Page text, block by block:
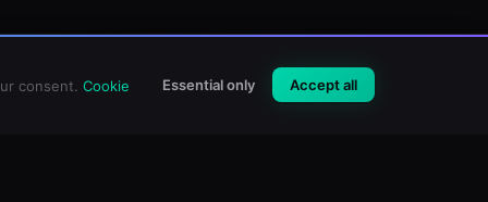
consent. Cookie Essential only Accept all